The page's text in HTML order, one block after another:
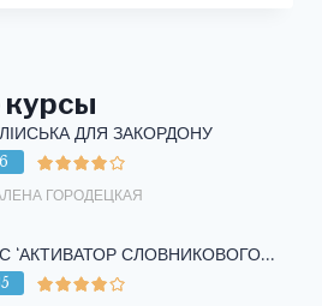
ДЛЯ ЗАКОРДОНУ
ГОРОДЕЦКАЯ
‘АКТИВАТОР СЛОВНИКОВОГО...